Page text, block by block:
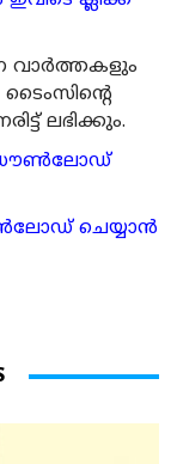
വാര്‍ത്തകളും
ലഭിക്കും.
ഡൌണ്‍ലോഡ്
ചെയ്യാന്‍